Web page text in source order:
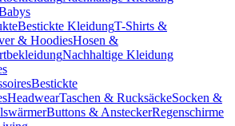
Bestickte KleidungT-Shirts &
& HoodiesHosen &
Nachhaltige Kleidung
Bestickte
HeadwearTaschen & RucksäckeSocken &
Buttons & AnsteckerRegenschirme